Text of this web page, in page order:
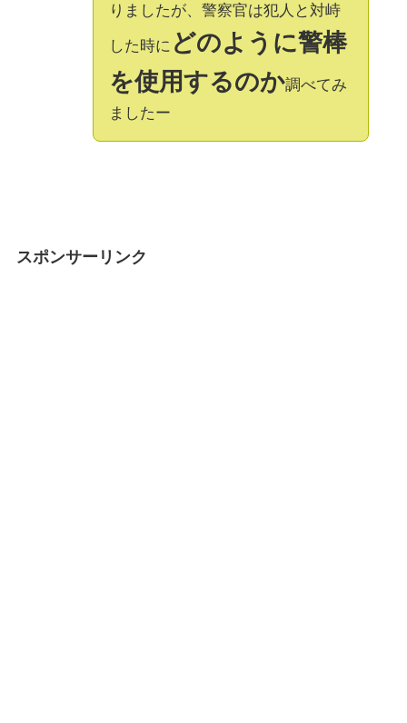
りましたが、警察官は犯人と対峙
した時に どのように警棒
を使用するのか調べてみ
ましたー
スポンサーリンク